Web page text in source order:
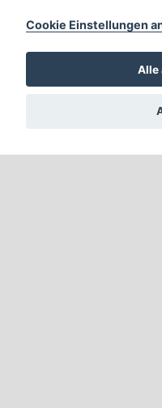
Cookie Einstellungen
Alle